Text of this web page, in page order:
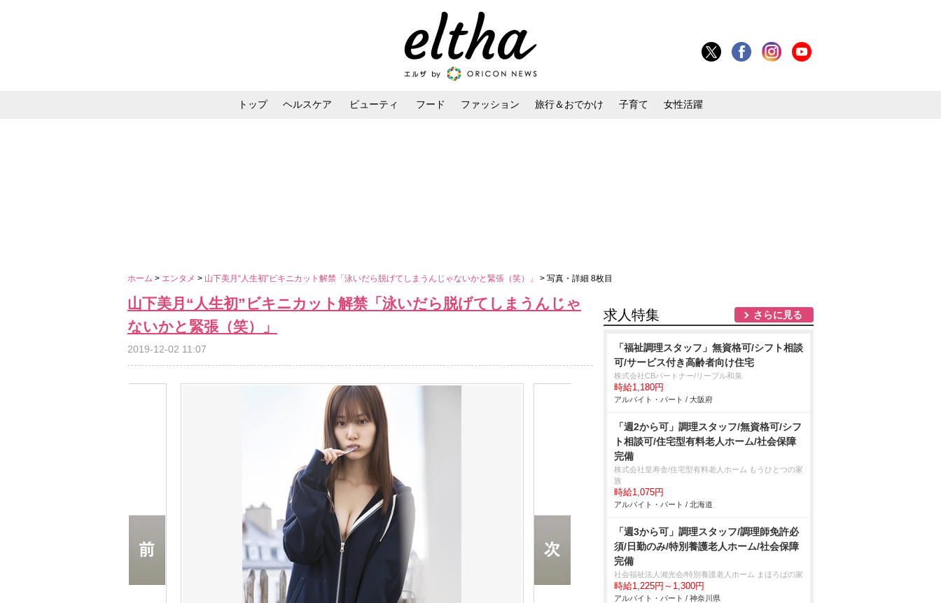
トップ ヘルスケア ビューティ フード ファッション 旅行＆おでかけ 子育て 女性活躍
ホーム > エンタメ > 山下美月“人生初”ビキニカット解禁「泳いだら脱げてしまうんじゃないかと緊張（笑）」 > 写真・詳細 8枚目
山下美月“人生初”ビキニカット解禁「泳いだら脱げてしまうんじゃ
ないかと緊張（笑）」
2019-12-02 11:07
求人特集 さらに見る
「福祉調理スタッフ」無資格可/シフト相談
可/サービス付き高齢者向け住宅
株式会社CBパートナー/リーブル和泉
時給1,180円
アルバイト・パート / 大阪府
「週2から可」調理スタッフ/無資格可/シフ
ト相談可/住宅型有料老人ホーム/社会保障
完備
株式会社皇寿舎/住宅型有料老人ホーム もうひとつの家
族
時給1,075円
アルバイト・パート / 北海道
「週3から可」調理スタッフ/調理師免許必
須/日勤のみ/特別養護老人ホーム/社会保障
完備
社会福祉法人湘光会/特別養護老人ホーム まほろばの家
時給1,225円～1,300円
アルバイト・パート / 神奈川県